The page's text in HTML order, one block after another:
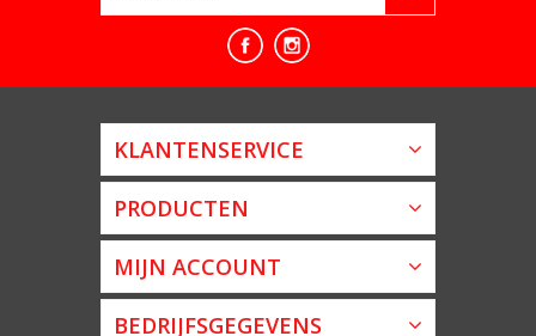
KLANTENSERVICE
PRODUCTEN
MIJN ACCOUNT
BEDRIJFSGEGEVENS